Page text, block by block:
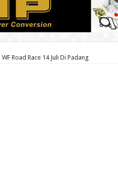
WF Road Race 14 Juli Di Padang